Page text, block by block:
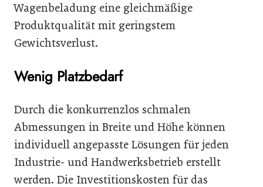
Wagenbeladung eine gleichmäßige
Produktqualität mit geringstem
Gewichtsverlust.
Wenig Platzbedarf
Durch die konkurrenzlos schmalen
Abmessungen in Breite und Höhe können
individuell angepasste Lösungen für jeden
Industrie- und Handwerksbetrieb erstellt
werden. Die Investitionskosten für das